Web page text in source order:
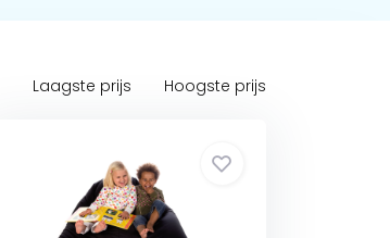
Laagste prijs Hoogste prijs